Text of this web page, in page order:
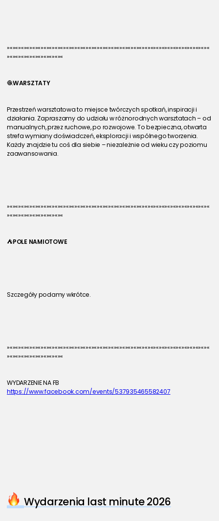
»«»«»«»«»«»«»«»«»«»«»«»«»«»«»«»«»«»«»«»«»«»«»«»«»«»«»«»«»«»«»«»«»«»«»«»«
»«»«»«»«»«»«»«»«»«»«
🧶WARSZTATY
Przestrzeń warsztatowa to miejsce twórczych spotkań, inspiracji i
działania. Zapraszamy do udziału w różnorodnych warsztatach – od
manualnych, przez ruchowe, po rozwojowe. To bezpieczna, otwarta
strefa wymiany doświadczeń, eksploracji i wspólnego tworzenia.
Każdy znajdzie tu coś dla siebie – niezależnie od wieku czy poziomu
zaawansowania.
»«»«»«»«»«»«»«»«»«»«»«»«»«»«»«»«»«»«»«»«»«»«»«»«»«»«»«»«»«»«»«»«»«»«»«»«
»«»«»«»«»«»«»«»«»«»«
⛺POLE NAMIOTOWE
Szczegóły podamy wkrótce.
»«»«»«»«»«»«»«»«»«»«»«»«»«»«»«»«»«»«»«»«»«»«»«»«»«»«»«»«»«»«»«»«»«»«»«»«
»«»«»«»«»«»«»«»«»«»«
https://www.facebook.com/events/537935465582407
Wydarzenia last minute 2026